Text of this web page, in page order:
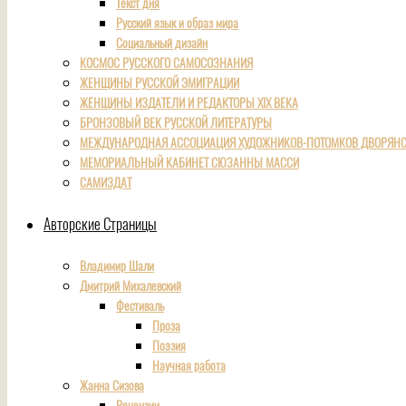
Русский язык и образ мира
Социальный дизайн
КОСМОС РУССКОГО САМОСОЗНАНИЯ
ЖЕНЩИНЫ РУССКОЙ ЭМИГРАЦИИ
ЖЕНЩИНЫ ИЗДАТЕЛИ И РЕДАКТОРЫ XIX ВЕКА
БРОНЗОВЫЙ ВЕК РУССКОЙ ЛИТЕРАТУРЫ
МЕЖДУНАРОДНАЯ АССОЦИАЦИЯ ХУДОЖНИКОВ-ПОТОМКОВ
МЕМОРИАЛЬНЫЙ КАБИНЕТ СЮЗАННЫ МАССИ
САМИЗДАТ
Авторские Страницы
Владимир Шали
Дмитрий Михалевский
Фестиваль
Проза
Поэзия
Научная работа
Жанна Сизова